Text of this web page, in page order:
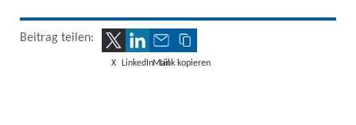
Beitrag teilen:
X LinkedInMailLink kopieren